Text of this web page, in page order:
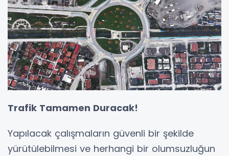
Trafik Tamamen Duracak!
Yapılacak çalışmaların güvenli bir şekilde
yürütülebilmesi ve herhangi bir olumsuzluğun